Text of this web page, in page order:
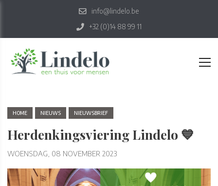
info@lindelo.be
+32 (0)14 88 99 11
HOME NIEUWS NIEUWSBRIEF
Herdenkingsviering Lindelo 💙
WOENSDAG, 08 NOVEMBER 2023